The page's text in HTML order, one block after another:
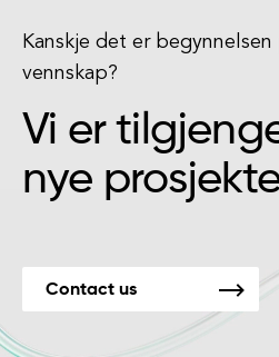
Kanskje det er
vennskap?
Vi er
nye
Contact us